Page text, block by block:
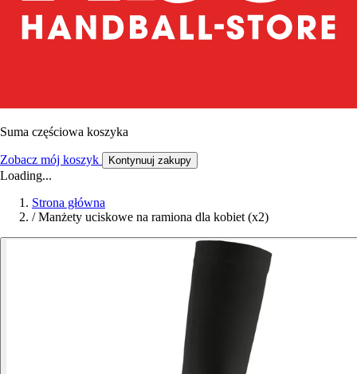
Suma częściowa koszyka
Zobacz mój koszyk Kontynuuj zakupy
Loading...
Strona główna
/ Manżety uciskowe na ramiona dla kobiet (x2)